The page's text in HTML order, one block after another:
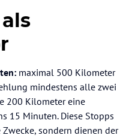
maximal 500 Kilometer
mindestens alle zwei
200 Kilometer eine
15 Minuten. Diese Stopps
sondern dienen der